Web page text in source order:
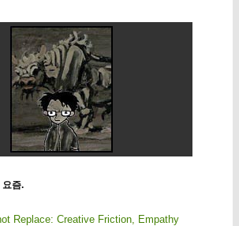
요즘.
Replace: Creative Friction, Empathy